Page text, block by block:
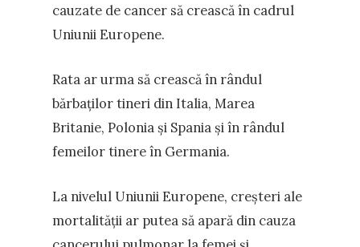
cauzate de cancer să crească în cadrul
Uniunii Europene.
Rata ar urma să crească în rândul
bărbaților tineri din Italia, Marea
Britanie, Polonia și Spania și în rândul
femeilor tinere în Germania.
La nivelul Uniunii Europene, creșteri ale
mortalității ar putea să apară din cauza